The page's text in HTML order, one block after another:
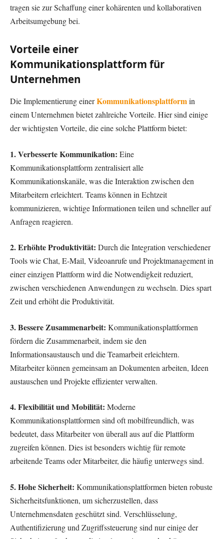
tragen sie zur Schaffung einer kohärenten und kollaborativen
Arbeitsumgebung bei.
Vorteile einer
Kommunikationsplattform für
Unternehmen
Die Implementierung einerKommunikationsplattformin
einem Unternehmen bietet zahlreiche Vorteile. Hier sind einige
der wichtigsten Vorteile, die eine solche Plattform bietet:
1. Verbesserte Kommunikation: Eine
Kommunikationsplattform zentralisiert alle
Kommunikationskanäle, was die Interaktion zwischen den
Mitarbeitern erleichtert. Teams können in Echtzeit
kommunizieren, wichtige Informationen teilen und schneller auf
Anfragen reagieren.
2. Erhöhte Produktivität: Durch die Integration verschiedener
Tools wie Chat, E-Mail, Videoanrufe und Projektmanagement in
einer einzigen Plattform wird die Notwendigkeit reduziert,
zwischen verschiedenen Anwendungen zu wechseln. Dies spart
Zeit und erhöht die Produktivität.
3. Bessere Zusammenarbeit: Kommunikationsplattformen
fördern die Zusammenarbeit, indem sie den
Informationsaustausch und die Teamarbeit erleichtern.
Mitarbeiter können gemeinsam an Dokumenten arbeiten, Ideen
austauschen und Projekte effizienter verwalten.
4. Flexibilität und Mobilität: Moderne
Kommunikationsplattformen sind oft mobilfreundlich, was
bedeutet, dass Mitarbeiter von überall aus auf die Plattform
zugreifen können. Dies ist besonders wichtig für remote
arbeitende Teams oder Mitarbeiter, die häufig unterwegs sind.
5. Hohe Sicherheit: Kommunikationsplattformen bieten robuste
Sicherheitsfunktionen, um sicherzustellen, dass
Unternehmensdaten geschützt sind. Verschlüsselung,
Authentifizierung und Zugriffssteuerung sind nur einige der